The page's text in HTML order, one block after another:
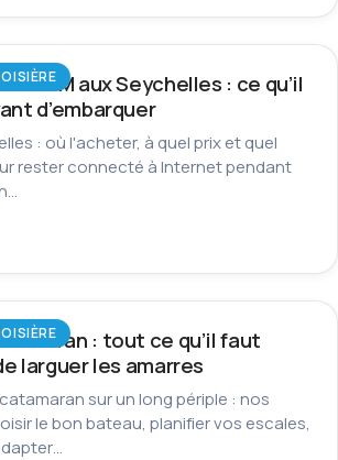
SIM aux Seychelles : ce qu’il
d’embarquer
: où l'acheter, à quel prix et quel
rester connecté à Internet pendant
: tout ce qu’il faut
larguer les amarres
sur un long périple : nos
le bon bateau, planifier vos escales,